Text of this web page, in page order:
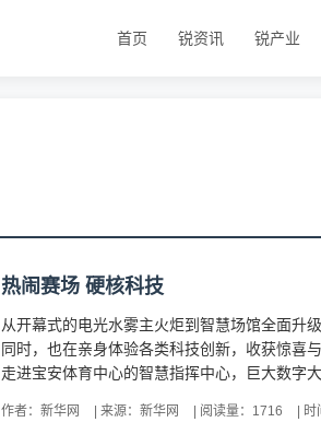
首页 锐资讯 锐产业
热闹赛场 硬核科技
从开幕式的电光水雾主火炬到智慧场馆全面升
同时，也在亲身体验各类科技创新，收获惊喜
走进宝安体育中心的智慧指挥中心，巨大数字
作者：新华网 来源：新华网 阅读量：1716 时